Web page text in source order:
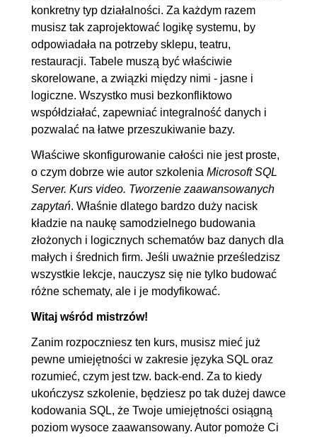
konkretny typ działalności. Za każdym razem
musisz tak zaprojektować logikę systemu, by
odpowiadała na potrzeby sklepu, teatru,
restauracji. Tabele muszą być właściwie
skorelowane, a związki między nimi - jasne i
logiczne. Wszystko musi bezkonfliktowo
współdziałać, zapewniać integralność danych i
pozwalać na łatwe przeszukiwanie bazy.
Właściwe skonfigurowanie całości nie jest proste,
o czym dobrze wie autor szkolenia Microsoft SQL
Server. Kurs video. Tworzenie zaawansowanych
zapytań. Właśnie dlatego bardzo duży nacisk
kładzie na naukę samodzielnego budowania
złożonych i logicznych schematów baz danych dla
małych i średnich firm. Jeśli uważnie prześledzisz
wszystkie lekcje, nauczysz się nie tylko budować
różne schematy, ale i je modyfikować.
Witaj wśród mistrzów!
Zanim rozpoczniesz ten kurs, musisz mieć już
pewne umiejętności w zakresie języka SQL oraz
rozumieć, czym jest tzw. back-end. Za to kiedy
ukończysz szkolenie, będziesz po tak dużej dawce
kodowania SQL, że Twoje umiejętności osiągną
poziom wysoce zaawansowany. Autor pomoże Ci